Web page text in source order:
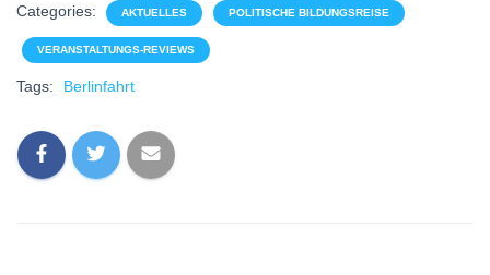
Categories: AKTUELLES POLITISCHE BILDUNGSREISE
VERANSTALTUNGS-REVIEWS
Tags: Berlinfahrt